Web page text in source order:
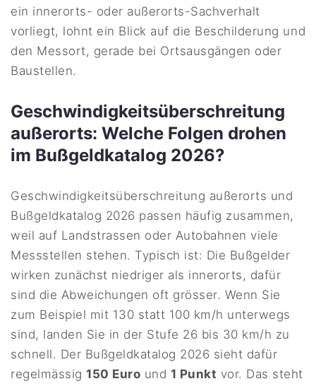
ein innerorts- oder außerorts-Sachverhalt
vorliegt, lohnt ein Blick auf die Beschilderung und
den Messort, gerade bei Ortsausgängen oder
Baustellen.
Geschwindigkeitsüberschreitung
außerorts: Welche Folgen drohen
im Bußgeldkatalog 2026?
Geschwindigkeitsüberschreitung außerorts und
Bußgeldkatalog 2026 passen häufig zusammen,
weil auf Landstrassen oder Autobahnen viele
Messstellen stehen. Typisch ist: Die Bußgelder
wirken zunächst niedriger als innerorts, dafür
sind die Abweichungen oft grösser. Wenn Sie
zum Beispiel mit 130 statt 100 km/h unterwegs
sind, landen Sie in der Stufe 26 bis 30 km/h zu
schnell. Der Bußgeldkatalog 2026 sieht dafür
regelmässig150 Euro und 1 Punkt vor. Das steht